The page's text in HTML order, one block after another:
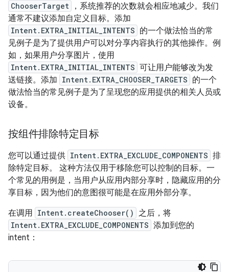
ChooserTarget
，系统推荐的次数就会相应地减少。我们
通常不建议添加自定义目标。添加
Intent.EXTRA_INITIAL_INTENTS 的一个做法恰当的常
见例子是为了提供用户可以对分享内容执行的其他操作。例
如，如果用户分享图片，使用
Intent.EXTRA_INITIAL_INTENTS 可让用户能够改为发
送链接。添加 Intent.EXTRA_CHOOSER_TARGETS 的一个
做法恰当的常见例子是为了呈现您的应用提供的相关人员或
设备。
按组件排除特定目标
您可以通过提供 Intent.EXTRA_EXCLUDE_COMPONENTS 排
除特定目标。 这种方法仅用于移除您可以控制的目标。一
个常见的用例是，当用户从应用内部分享时，隐藏应用的分
享目标，因为他们的意图很可能是在应用外部分享。
在调用 Intent.createChooser() 之后，将
Intent.EXTRA_EXCLUDE_COMPONENTS 添加到您的
intent：